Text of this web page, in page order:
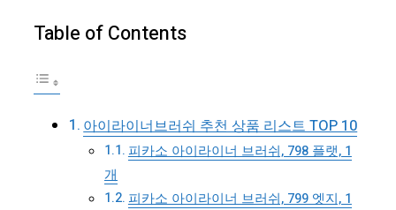
Table of Contents
아이라이너브러쉬 추천 상품 리스트 TOP 10
피카소 아이라이너 브러쉬, 798 플랫, 1
개
피카소 아이라이너 브러쉬, 799 엣지, 1